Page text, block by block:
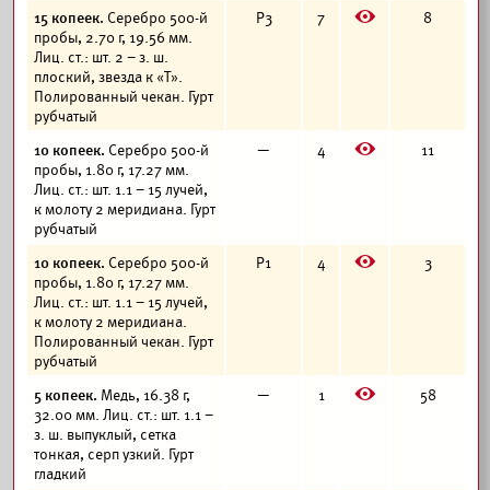
15 копеек. Серебро 500-й
пробы, 2.70 г, 19.56 мм.
Лиц. ст.: шт. 2 – з. ш.
плоский, звезда к «Т».
Полированный чекан. Гурт
рубчатый
Р3 7 E 8
10 копеек. Серебро 500-й
пробы, 1.80 г, 17.27 мм.
Лиц. ст.: шт. 1.1 – 15 лучей,
к молоту 2 меридиана. Гурт
рубчатый
— 4 E 11
10 копеек. Серебро 500-й
пробы, 1.80 г, 17.27 мм.
Лиц. ст.: шт. 1.1 – 15 лучей,
к молоту 2 меридиана.
Полированный чекан. Гурт
рубчатый
Р1 4 E 3
5 копеек. Медь, 16.38 г,
32.00 мм. Лиц. ст.: шт. 1.1 –
з. ш. выпуклый, сетка
тонкая, серп узкий. Гурт
гладкий
— 1 E 58